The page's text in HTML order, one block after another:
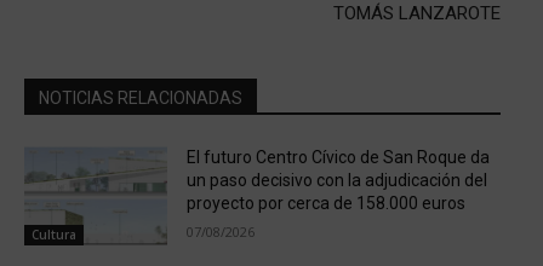
TOMÁS LANZAROTE
NOTICIAS RELACIONADAS
Cultura
El futuro Centro Cívico de San Roque da
un paso decisivo con la adjudicación del
proyecto por cerca de 158.000 euros
07/08/2026